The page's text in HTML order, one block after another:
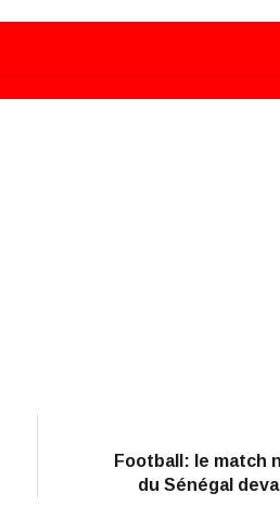
Football: le match
du Sénégal